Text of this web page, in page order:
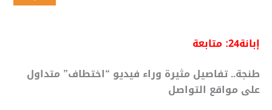
إبانة24:
متابعة
طنجة.. تفاصيل مثيرة وراء فيديو “اختطاف” متداول
على مواقع التواصل